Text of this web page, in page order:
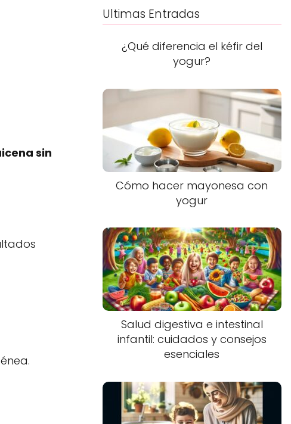
sin
Ultimas Entradas
¿Qué diferencia el kéfir del
yogur?
Cómo hacer mayonesa con
yogur
Salud digestiva e intestinal
infantil: cuidados y consejos
esenciales